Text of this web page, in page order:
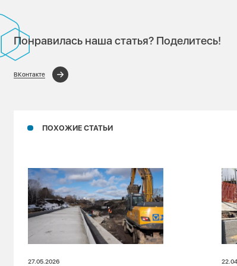
Понравилась наша статья? Поделитесь!
ВКонтакте
ПОХОЖИЕ СТАТЬИ
27.05.2026